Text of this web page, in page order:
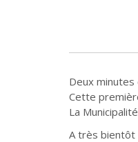
Deux
Cette
La
A très bientôt